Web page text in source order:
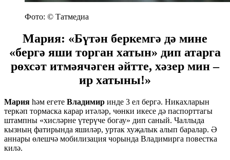
Фото: © Татмедиа
Мария: «Бүтән беркемгә дә мине
«бергә яши торган хатын» дип атарга
рөхсәт итмәячәген әйтте, хәзер мин –
ир хатыны!»
Мария һәм егете Владимир инде 3 ел бергә. Никахларын
теркәп тормаска карар итәләр, чөнки икесе дә паспорттагы
штампны «хисләрне үтерүче богау» дип саный. Чаллыда
кызның фатирында яшиләр, уртак хуҗалык алып баралар. Ә
аннары өлешчә мобилизация чорында Владимирга повестка
килә.